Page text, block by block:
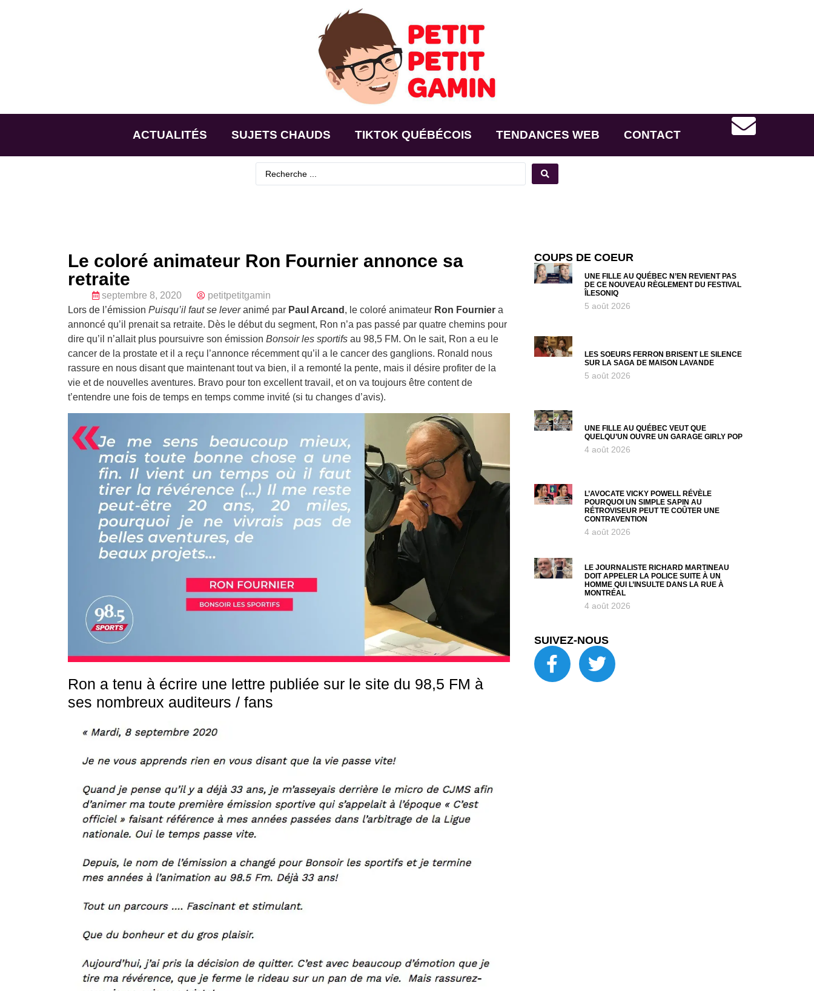
ACTUALITÉS SUJETS CHAUDS TIKTOK QUÉBÉCOIS TENDANCES WEB CONTACT
Le coloré animateur Ron Fournier annonce sa
retraite
septembre 8, 2020
petitpetitgamin
Lors de l’émission Puisqu’il faut se leveranimé par Paul Arcand , le coloré animateur Ron Fournier a
annoncé qu’il prenait sa retraite. Dès le début du segment, Ron n’a pas passé par quatre chemins pour
dire qu’il n’allait plus poursuivre son émission Bonsoir les sportifs au 98,5 FM. On le sait, Ron a eu le
cancer de la prostate et il a reçu l’annonce récemment qu’il a le cancer des ganglions. Ronald nous
rassure en nous disant que maintenant tout va bien, il a remonté la pente, mais il désire profiter de la
vie et de nouvelles aventures. Bravo pour ton excellent travail, et on va toujours être content de
t’entendre une fois de temps en temps comme invité (si tu changes d’avis).
Ron a tenu à écrire une lettre publiée sur le site du 98,5 FM à
ses nombreux auditeurs / fans
COUPS DE COEUR
UNE FILLE AU QUÉBEC N’EN REVIENT PAS
DE CE NOUVEAU RÈGLEMENT DU FESTIVAL
ÎLESONIQ
5 août 2026
LES SOEURS FERRON BRISENT LE SILENCE
SUR LA SAGA DE MAISON LAVANDE
5 août 2026
UNE FILLE AU QUÉBEC VEUT QUE
QUELQU’UN OUVRE UN GARAGE GIRLY POP
4 août 2026
L’AVOCATE VICKY POWELL RÉVÈLE
POURQUOI UN SIMPLE SAPIN AU
RÉTROVISEUR PEUT TE COÛTER UNE
CONTRAVENTION
4 août 2026
LE JOURNALISTE RICHARD MARTINEAU
DOIT APPELER LA POLICE SUITE À UN
HOMME QUI L’INSULTE DANS LA RUE À
MONTRÉAL
4 août 2026
SUIVEZ-NOUS